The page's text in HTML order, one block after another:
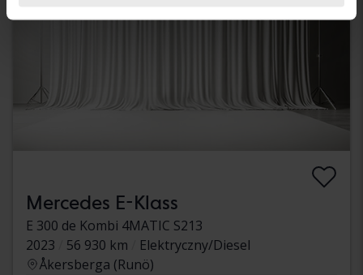
Mercedes E-Klass
E 300 de Kombi 4MATIC S213
2023
56 930 km
Elektryczny/Diesel
Åkersberga (Runö)